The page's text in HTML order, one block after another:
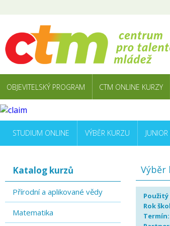
OBJEVITELSKÝ PROGRAM CTM ONLINE KURZY
STUDIUM ONLINE VÝBĚR KURZU
Katalog kurzů
Přírodní a aplikované vědy
Matematika
Výběr
Rok
Termín: